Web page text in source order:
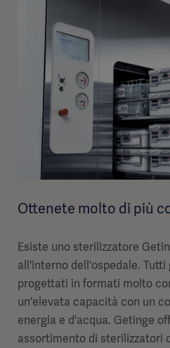
Ottenete molto di più
Esiste uno sterilizzatore
all'interno dell'ospedale.
progettati in formati molto
un'elevata capacità con un
energia e d'acqua. Getinge
assortimento di sterilizzatori